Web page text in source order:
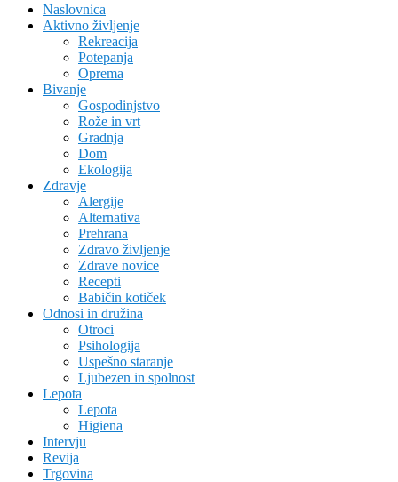
Naslovnica
Aktivno življenje
Rekreacija
Potepanja
Oprema
Bivanje
Gospodinjstvo
Rože in vrt
Gradnja
Dom
Ekologija
Zdravje
Alergije
Alternativa
Prehrana
Zdravo življenje
Zdrave novice
Recepti
Babičin kotiček
Odnosi in družina
Otroci
Psihologija
Uspešno staranje
Ljubezen in spolnost
Lepota
Lepota
Higiena
Intervju
Revija
Trgovina